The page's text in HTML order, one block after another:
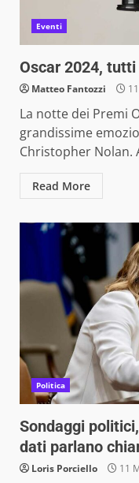
Eventi
Oscar 2024,
Matteo Fantozzi
La notte dei Premi
grandissime
Christopher Nolan.
Read More
Politica
Sondaggi
dati parlano
Loris Porciello 11